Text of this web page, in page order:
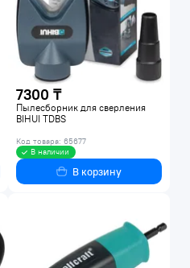
7300 ₸
Пылесборник для сверления
BIHUI TDBS
Код товара: 65677
В наличии
В корзину